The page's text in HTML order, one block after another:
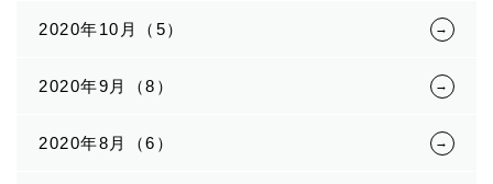
2020年10月（5）
2020年9月（8）
2020年8月（6）